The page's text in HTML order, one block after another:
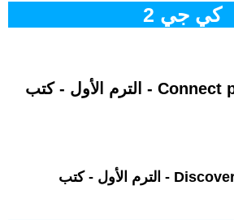
كي جي 2